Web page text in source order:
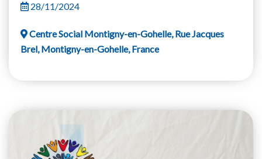
28/11/2024
Centre Social Montigny-en-Gohelle, Rue Jacques
Brel, Montigny-en-Gohelle, France